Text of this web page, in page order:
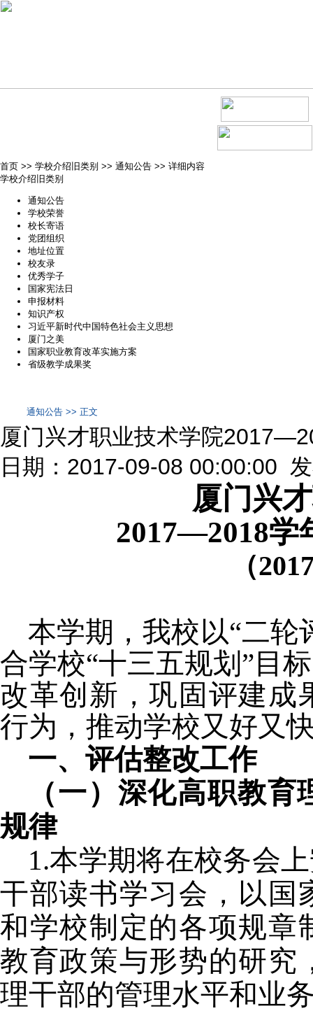
首页 >> 学校介绍旧类别 >> 通知公告 >> 详细内容
学校介绍旧类别
通知公告
学校荣誉
校长寄语
党团组织
地址位置
校友录
优秀学子
国家宪法日
申报材料
知识产权
习近平新时代中国特色社会主义思想
厦门之美
国家职业教育改革实施方案
省级教学成果奖
通知公告 >> 正文
厦门兴才职业技术学院
日期：2017-09-08 00:00:00
厦门兴
2017—2018学
（
本学期，我校以“二轮
合学校“十三五规划”目
改革创新，巩固评建成
行为，推动学校又好又
一、评估整改工作
（一）深化高职教
规律
1.本学期将在校务会
干部读书学习会，以国
和学校制定的各项规章
教育政策与形势的研究
理干部的管理水平和业